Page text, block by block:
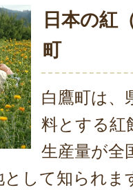
日本の紅
町
白鷹町は、
料とする紅
生産量が全
として知られま